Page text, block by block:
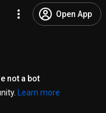
Open App
not a bot
Learn more